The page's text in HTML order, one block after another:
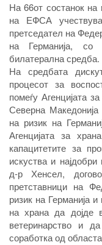
На 66от состанок
на ЕФСА
претседател на
на Германија, со
билатерална средба.
На средбата
процесот за
помеѓу Агенцијата
Северна
на ризик на
Агенцијата за
капацитетите за
искуства и
д-р Хенсел,
претставници на
ризик на Германија
на храна да дојде
ветеринарство и
соработка од